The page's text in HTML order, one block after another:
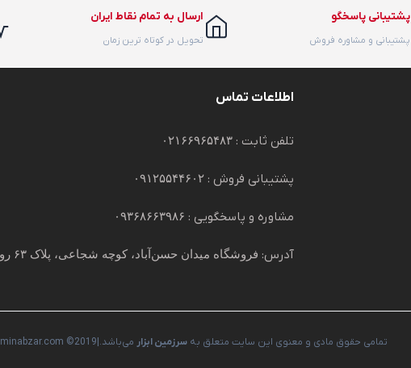
پشتیبانی پاسخگو
پشتیبانی و مشاوره فروش
ارسال به تمام نقاط ایران
تحویل در کوتاه ترین زمان
اطلاعات تماس
تلفن ثابت : ۰۲۱۶۶۹۶۵۴۸۳
پشتیبانی فروش : ۰۹۱۲۵۵۴۴۶۰۲
مشاوره و پاسخگویی : ۰۹۳۶۸۶۶۳۹۸۶
آدرس: فروشگاه میدان حسن‌آباد، کوچه شجاعی، پلاک ۶۳ روبروی پاساژ ۵ ستاره
تمامی حقوق مادی و معنوی این سایت متعلق به سرزمین ابزار می‌باشد.|sarzaminabzar.com ©2019